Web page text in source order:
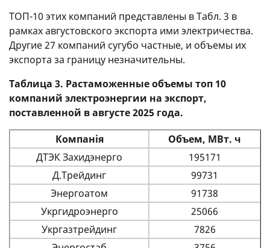
ТОП-10 этих компаний представлены в Табл. 3 в
рамках августовского экспорта ими электричества.
Другие 27 компаний сугубо частные, и объемы их
экспорта за границу незначительны.
Таблица 3. Растаможенные объемы топ 10
компаний электроэнергии на экспорт,
поставленной в августе 2025 года.
Компанія
Объем, МВт. ч
ДТЭК Захидэнерго
195171
Д.Трейдинг
99731
Энергоатом
91738
Укргидроэнерго
25066
Укргазтрейдинг
7826